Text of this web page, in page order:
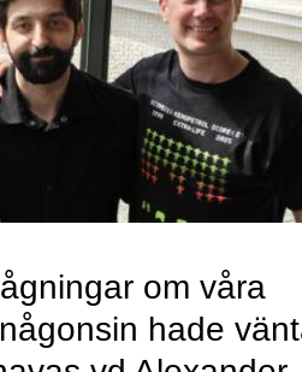
om våra
hade